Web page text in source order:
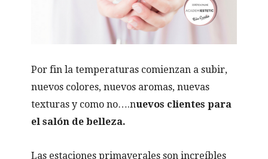
Por fin la temperaturas comienzan a subir,
nuevos colores, nuevos aromas, nuevas
texturas y como no….nuevos clientes para
el salón de belleza.
Las estaciones primaverales son increíbles